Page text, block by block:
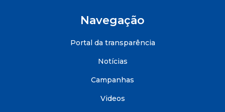
Navegação
Portal da transparência
Notícias
Campanhas
Videos